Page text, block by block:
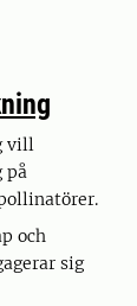
vill
på
och
sig